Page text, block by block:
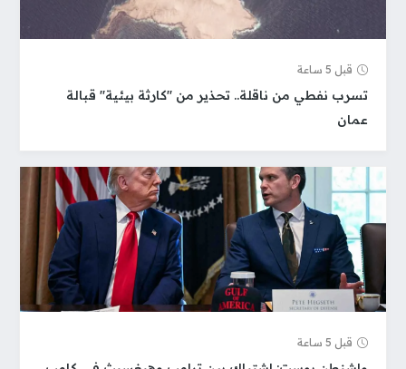
قبل 5 ساعة
تسرب نفطي من ناقلة.. تحذير من "كارثة بيئية" قبالة
عمان
قبل 5 ساعة